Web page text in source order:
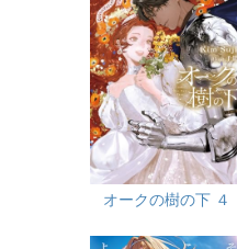
録 (HJ文庫)
オークの樹の下 ４